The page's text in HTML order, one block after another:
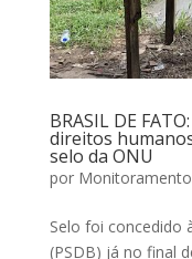
BRASIL DE
direitos
selo da ONU
por Monitoramento
Selo foi concedido
(PSDB) já no final